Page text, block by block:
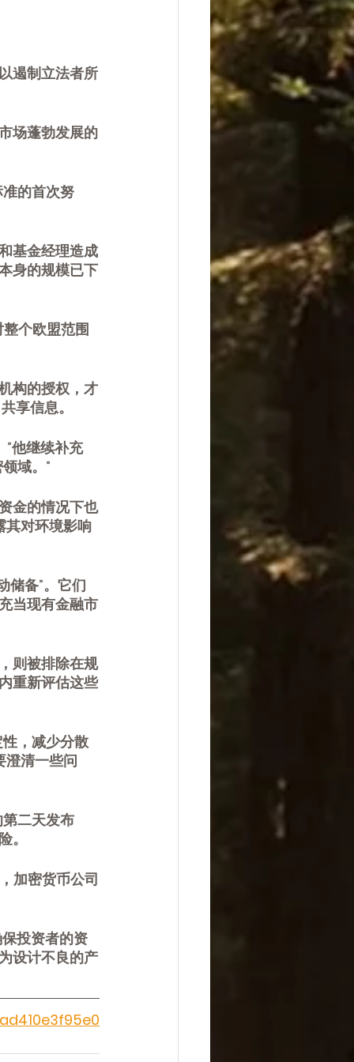
遏制立法者所
场蓬勃发展的
的首次努
基金经理造成
身的规模已下
个欧盟范围
构的授权，才
享信息。
他继续补充
域。”
金的情况下也
其对环境影响
储备”。它们
当现有金融市
则被排除在规
重新评估这些
，减少分散
澄清一些问
二天发布
。
加密货币公司
投资者的资
设计不良的产